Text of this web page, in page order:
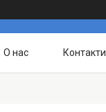
О нас Контакти